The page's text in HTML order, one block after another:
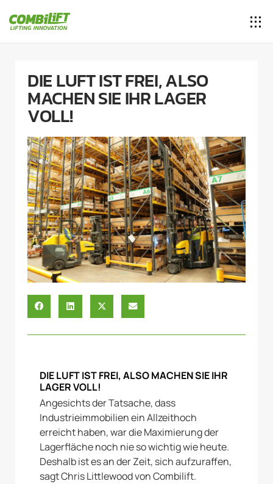
DIE LUFT IST FREI, ALSO
MACHEN SIE IHR LAGER
VOLL!
DIE LUFT IST FREI, ALSO MACHEN SIE IHR
LAGER VOLL!
Angesichts der Tatsache, dass
Industrieimmobilien ein Allzeithoch
erreicht haben, war die Maximierung der
Lagerfläche noch nie so wichtig wie heute.
Deshalb ist es an der Zeit, sich aufzuraffen,
sagt Chris Littlewood von Combilift.